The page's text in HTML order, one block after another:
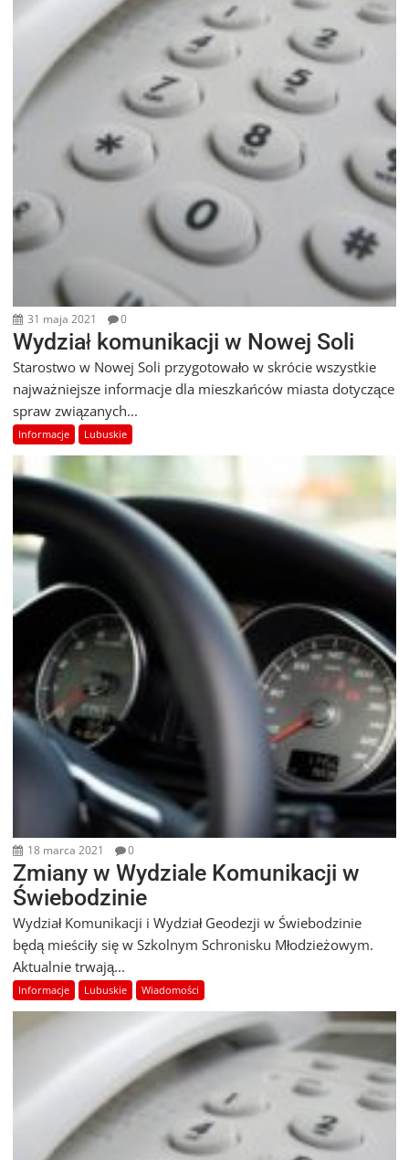
31 maja 2021 0
Wydział komunikacji w Nowej Soli
Starostwo w Nowej Soli przygotowało w skrócie wszystkie
najważniejsze informacje dla mieszkańców miasta dotyczące
spraw związanych...
Informacje Lubuskie
18 marca 2021 0
Zmiany w Wydziale Komunikacji w
Świebodzinie
Wydział Komunikacji i Wydział Geodezji w Świebodzinie
będą mieściły się w Szkolnym Schronisku Młodzieżowym.
Aktualnie trwają...
Informacje Lubuskie Wiadomości